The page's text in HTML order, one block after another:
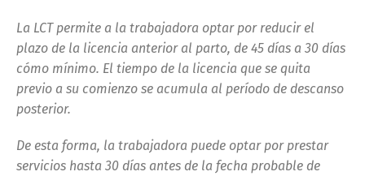
La LCT permite a la trabajadora optar por reducir el
plazo de la licencia anterior al parto, de 45 días a 30 días
cómo mínimo. El tiempo de la licencia que se quita
previo a su comienzo se acumula al período de descanso
posterior.
De esta forma, la trabajadora puede optar por prestar
servicios hasta 30 días antes de la fecha probable de